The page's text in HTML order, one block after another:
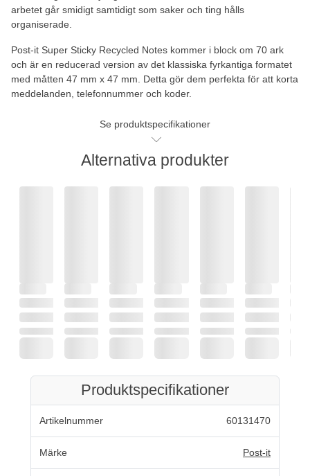
arbetet går smidigt samtidigt som saker och ting hålls
organiserade.
Post-it Super Sticky Recycled Notes kommer i block om 70 ark
och är en reducerad version av det klassiska fyrkantiga formatet
med måtten 47 mm x 47 mm. Detta gör dem perfekta för att korta
meddelanden, telefonnummer och koder.
Se produktspecifikationer
Alternativa produkter
Produktspecifikationer
Artikelnummer 60131470
Märke Post-it